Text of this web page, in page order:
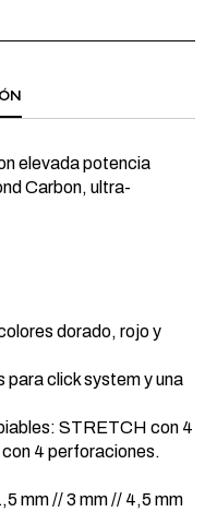
elevada potencia
Carbon, ultra-
dorado, rojo y
para click system y una
STRETCH con 4
4 perforaciones.
mm // 3 mm // 4,5 mm